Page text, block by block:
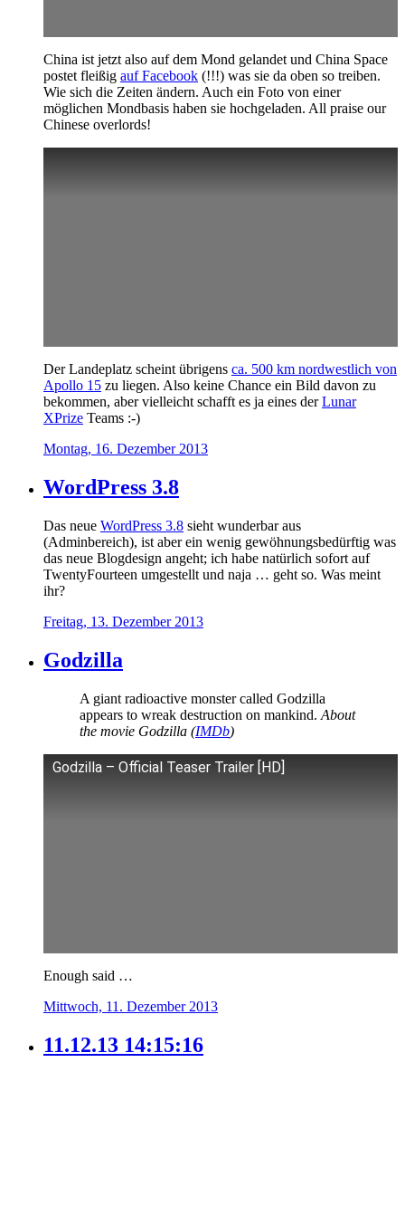
China ist jetzt also auf dem Mond gelandet und China Space
postet fleißig auf Facebook (!!!) was sie da oben so treiben.
Wie sich die Zeiten ändern. Auch ein Foto von einer
möglichen Mondbasis haben sie hochgeladen. All praise our
Chinese overlords!
Der Landeplatz scheint übrigens ca. 500 km nordwestlich von
Apollo 15 zu liegen. Also keine Chance ein Bild davon zu
bekommen, aber vielleicht schafft es ja eines derLunar
XPrize Teams :-)
Montag, 16. Dezember 2013
WordPress 3.8
Das neue WordPress 3.8 sieht wunderbar aus
(Adminbereich), ist aber ein wenig gewöhnungsbedürftig was
das neue Blogdesign angeht; ich habe natürlich sofort auf
TwentyFourteen umgestellt und naja … geht so. Was meint
ihr?
Freitag, 13. Dezember 2013
Godzilla
A giant radioactive monster called Godzilla
appears to wreak destruction on mankind. About
the movie Godzilla (IMDb)
Godzilla – Official Teaser Trailer [HD]
Enough said …
Mittwoch, 11. Dezember 2013
11.12.13 14:15:16